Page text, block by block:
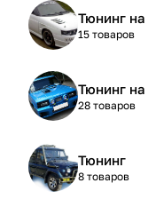
15 товаров
28 товаров
Тюнинг
8 товаров